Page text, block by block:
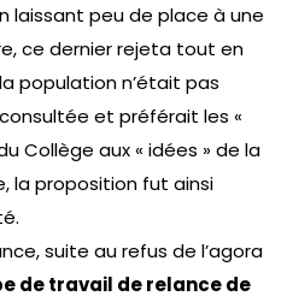
laissant peu de place à une
ce dernier rejeta tout en
population n’était pas
et préférait les «
Collège aux « idées » de la
la proposition fut ainsi
suite au refus de l’agora
de travail de relance de